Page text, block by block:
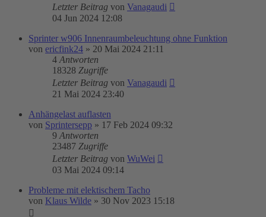
Letzter Beitrag von Vanagaudi
04 Jun 2024 12:08
Sprinter w906 Innenraumbeleuchtung ohne Funktion
von ericfink24 » 20 Mai 2024 21:11
4 Antworten
18328 Zugriffe
Letzter Beitrag von Vanagaudi
21 Mai 2024 23:40
Anhängelast auflasten
von Sprintersepp » 17 Feb 2024 09:32
9 Antworten
23487 Zugriffe
Letzter Beitrag von WuWei
03 Mai 2024 09:14
Probleme mit elektischem Tacho
von Klaus Wilde » 30 Nov 2023 15:18